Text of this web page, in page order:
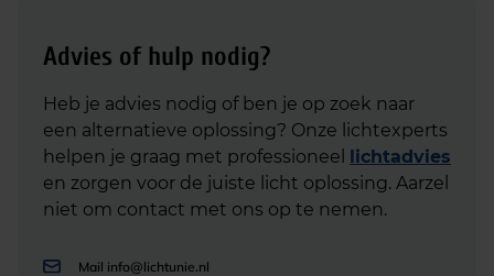
Advies of hulp nodig?
Heb je advies nodig of ben je op zoek naar
een alternatieve oplossing? Onze lichtexperts
helpen je graag met professioneel lichtadvies
en zorgen voor de juiste licht oplossing. Aarzel
niet om contact met ons op te nemen.
Mail info@lichtunie.nl